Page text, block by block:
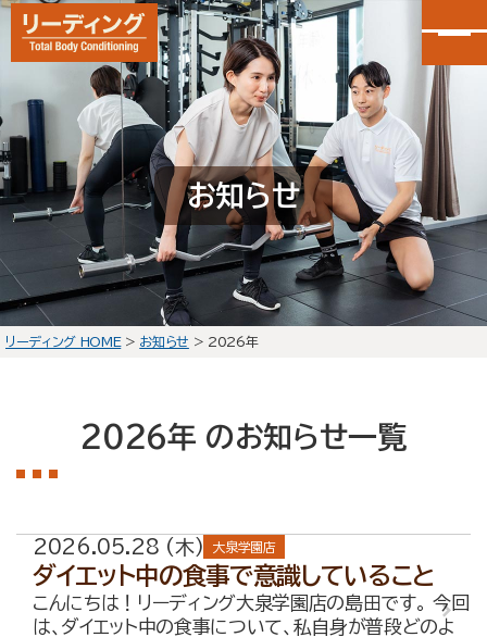
カンタン30秒申し込み
LINEで無料体験予約
大泉学園店 会員予約
石神井公園店 会員予約
初回体験の流れ
大泉学園店
石神井公園店
トレーナー紹介
お知らせ
リーディング HOME> お知らせ > 2026年
2026年 のお知らせ一覧
2026.05.28 (木) 大泉学園店
ダイエット中の食事で意識していること
こんにちは！リーディング大泉学園店の島田です。 今回
は、ダイエット中の食事について、私自身が普段どのよ